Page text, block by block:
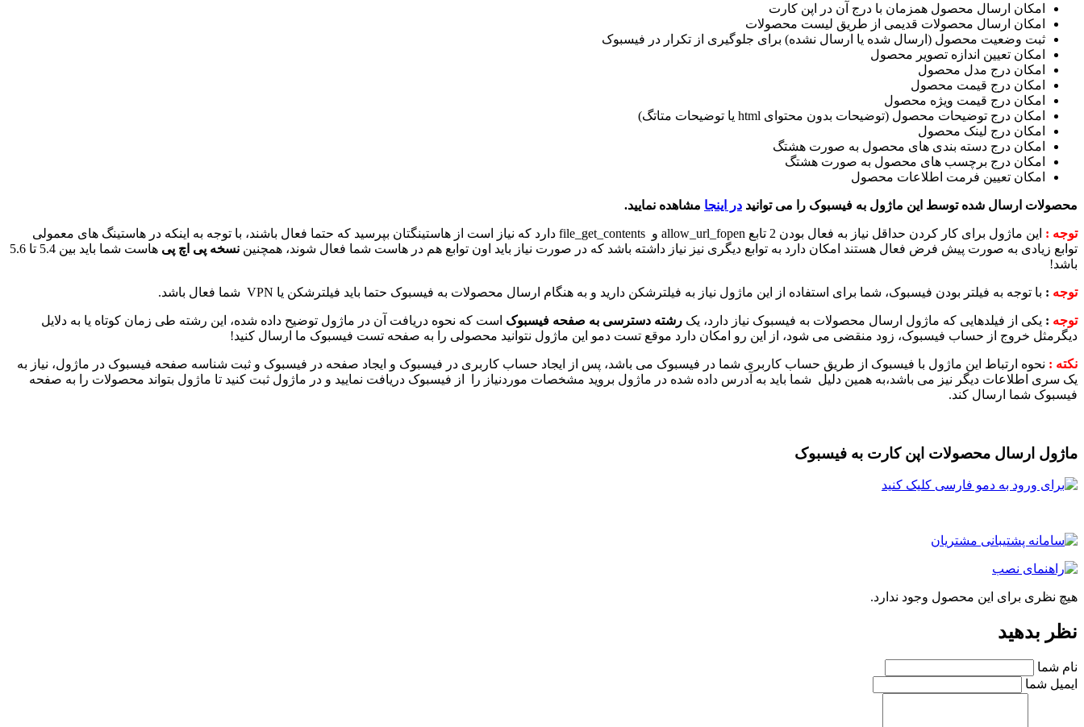
امکان ارسال محصول همزمان با درج آن در اپن کارت
امکان ارسال محصولات قدیمی از طریق لیست محصولات
ثبت وضعیت محصول (ارسال شده یا ارسال نشده) برای جلوگیری از تکرار در فیسبوک
امکان تعیین اندازه تصویر محصول
امکان درج مدل محصول
امکان درج قیمت محصول
امکان درج قیمت ویژه محصول
امکان درج توضیحات محصول (توضیحات بدون محتوای html یا توضیحات متاتگ)
امکان درج لینک محصول
امکان درج دسته بندی های محصول به صورت هشتگ
امکان درج برچسب های محصول به صورت هشتگ
امکان تعیین فرمت اطلاعات محصول
محصولات ارسال شده توسط این ماژول به فیسبوک را می توانید در اینجا مشاهده نمایید.
توجه :
این ماژول برای کار کردن حداقل نیاز به فعال بودن 2 تابع allow_url_fopen و file_get_contents دارد که نیاز است از هاستینگتان بپرسید که حتما فعال باشند، با توجه به اینکه در هاستینگ های معمولی
توابع زیادی به صورت پیش فرض فعال هستند امکان دارد به توابع دیگری نیز نیاز داشته باشد که در صورت نیاز باید اون توابع هم در هاست شما فعال شوند، همچنین نسخه پی اچ پی
هاست شما باید بین 5.4 تا 5.6
باشد!
توجه : با توجه به فیلتر بودن فیسبوک، شما برای استفاده از این ماژول نیاز به فیلترشکن دارید و به هنگام ارسال محصولات به فیسبوک حتما باید فیلترشکن یا VPN شما فعال باشد.
توجه : یکی از فیلدهایی که ماژول ارسال محصولات به فیسبوک نیاز دارد، یک رشته دسترسی به صفحه فیسبوک است که نحوه دریافت آن در ماژول توضیح داده شده، این رشته طی زمان کوتاه یا به دلایل
دیگرمثل خروج از حساب فیسبوک، زود منقضی می شود، از این رو امکان دارد موقع تست دمو این ماژول نتوانید محصولی را به صفحه تست فیسبوک ما ارسال کنید!
نکته : نحوه ارتباط این ماژول با فیسبوک از طریق حساب کاربری شما در فیسبوک می باشد، پس از ایجاد حساب کاربری در فیسبوک و ایجاد صفحه در فیسبوک و ثبت شناسه صفحه فیسبوک در ماژول، نیاز به
یک سری اطلاعات دیگر نیز می باشد،به همین دلیل شما باید به آدرس داده شده در ماژول بروید مشخصات موردنیاز را از فیسبوک دریافت نمایید و در ماژول ثبت کنید تا ماژول بتواند محصولات را به صفحه
فیسبوک شما ارسال کند.
ماژول ارسال محصولات اپن کارت به فیسبوک
هیچ نظری برای این محصول وجود ندارد.
نظر بدهید
نام شما
ایمیل شما